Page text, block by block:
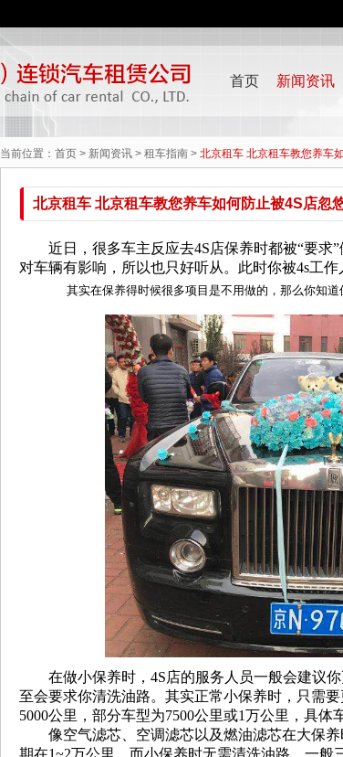
首页 新闻资讯
当前位置： 首页 > 新闻资讯 > 租车指南 > 北京租车 北京租车教您养车
北京租车 北京租车教您养车如何防止被4S店忽
近日，很多车主反应去4S店保养时都被“要求”
对车辆有影响，所以也只好听从。此时你被4s工
其实在保养得时候很多项目是不用做的，那么你知道
在做小保养时，4S店的服务人员一般会建议你
至会要求你清洗油路。其实正常小保养时，只需
5000公里，部分车型为7500公里或1万公里，具体
像空气滤芯、空调滤芯以及燃油滤芯在大保养
期在1~2万公里。而小保养时无需清洗油路，一